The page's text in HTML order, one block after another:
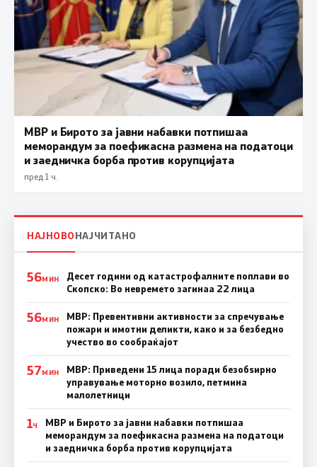
МВР и Бирото за јавни набавки потпишаа
меморандум за поефикасна размена на податоци
и заедничка борба против корупцијата
пред 1 ч.
НАЈНОВОНАЈЧИТАНО
56МИН
Десет години од катастрофалните поплави во
Скопско: Во невремето загинаа 22 лица
56МИН
МВР: Превентивни активности за спречување
пожари и имотни деликти, како и за безбедно
учество во сообраќајот
57МИН
МВР: Приведени 15 лица поради безобѕирно
управување моторно возило, петмина
малолетници
1Ч
МВР и Бирото за јавни набавки потпишаа
меморандум за поефикасна размена на податоци
и заедничка борба против корупцијата